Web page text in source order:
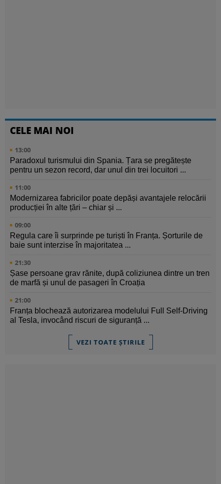
CELE MAI NOI
13:00
Paradoxul turismului din Spania. Țara se pregătește
pentru un sezon record, dar unul din trei locuitori ...
11:00
Modernizarea fabricilor poate depăși avantajele relocării
producției în alte țări – chiar și ...
09:00
Regula care îi surprinde pe turiști în Franța. Șorturile de
baie sunt interzise în majoritatea ...
21:30
Șase persoane grav rănite, după coliziunea dintre un tren
de marfă și unul de pasageri în Croația
21:00
Franța blochează autorizarea modelului Full Self-Driving
al Tesla, invocând riscuri de siguranță ...
VEZI TOATE ȘTIRILE